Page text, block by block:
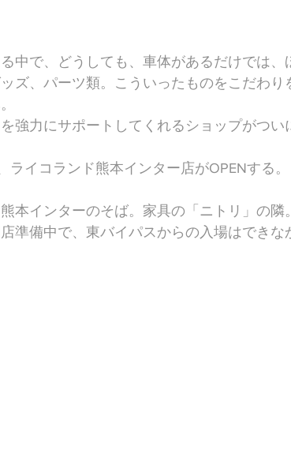
中で、どうしても、車体があるだけでは、
ズ、パーツ類。こういったものをこだわり
強力にサポートしてくれるショップがつい
ライコランド熊本インター店がOPENする。
本インターのそば。家具の「ニトリ」の隣。
準備中で、東バイパスからの入場はでき